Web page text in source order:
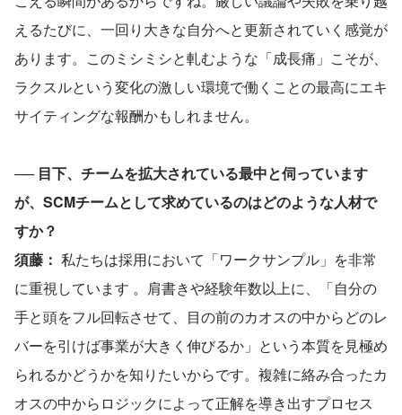
えるたびに、一回り大きな自分へと更新されていく感覚が
あります。このミシミシと軋むような「成長痛」こそが、
ラクスルという変化の激しい環境で働くことの最高にエキ
サイティングな報酬かもしれません。
── 目下、チームを拡大されている最中と伺っています
が、SCMチームとして求めているのはどのような人材で
すか？
須藤： 私たちは採用において「ワークサンプル」を非常
に重視しています 。肩書きや経験年数以上に、「自分の
手と頭をフル回転させて、目の前のカオスの中からどのレ
バーを引けば事業が大きく伸びるか」という本質を見極め
られるかどうかを知りたいからです。複雑に絡み合ったカ
オスの中からロジックによって正解を導き出すプロセス